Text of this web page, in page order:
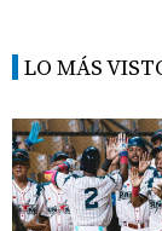
LO MÁS